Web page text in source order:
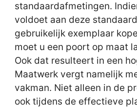
standaardafmetingen.
voldoet aan deze
gebruikelijk exemplaar
moet u een poort op maat
Ook dat resulteert in een
Maatwerk vergt namelijk
vakman. Niet alleen in de
ook tijdens de effectieve